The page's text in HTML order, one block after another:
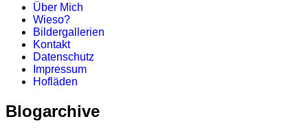
Über Mich
Wieso?
Bildergallerien
Kontakt
Datenschutz
Impressum
Hofläden
Blogarchive